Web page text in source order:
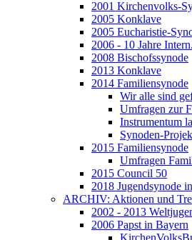
2001 Kirchenvolks-
2005 Konklave
2005 Eucharistie-
2006 - 10 Jahre
2008 Bischofssynode
2013 Konklave
2014 Familiensynode
Wir alle sind
Umfragen zur
Instrumentum
Synoden-
2015 Familiensynode
Umfragen
2015 Council 50
2018 Jugendsynode
ARCHIV: Aktionen und
2002 - 2013
2006 Papst in Bayern